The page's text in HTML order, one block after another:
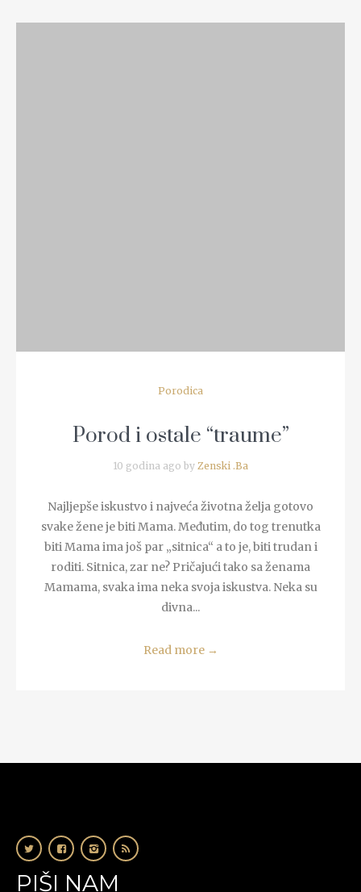
Porodica
Porod i ostale “traume”
10 godina ago by Zenski .Ba
Najljepše iskustvo i najveća životna želja gotovo
svake žene je biti Mama. Međutim, do tog trenutka
biti Mama ima još par „sitnica“ a to je, biti trudan i
roditi. Sitnica, zar ne? Pričajući tako sa ženama
Mamama, svaka ima neka svoja iskustva. Neka su
divna...
Read more →
PIŠI NAM